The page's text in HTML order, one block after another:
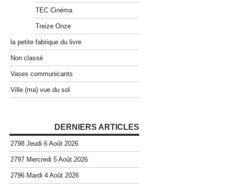
TEC Cinéma
Treize Onze
la petite fabrique du livre
Non classé
Vases communicants
Ville (ma) vue du sol
DERNIERS ARTICLES
2798 Jeudi 6 Août 2026
2797 Mercredi 5 Août 2026
2796 Mardi 4 Août 2026